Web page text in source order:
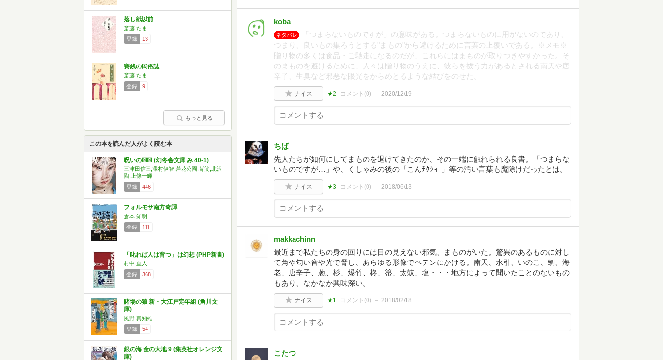
落し紙以前
斎藤 たま
登録
13
賽銭の民俗誌
斎藤 たま
登録
9
もっと見る
この本を読んだ人がよく読む本
呪いの☒☒ (幻冬舎文庫 み 40-1)
三津田信三,澤村伊智,芦花公園,背筋,北沢
陶,上條一輝
登録
446
フォルモサ南方奇譚
倉本 知明
登録
111
「叱れば人は育つ」は幻想 (PHP新書)
村中 直人
登録
368
賭場の狼 新・大江戸定年組 (角川文
庫)
風野 真知雄
登録
54
銀の海 金の大地 9 (集英社オレンジ文
庫)
koba
ネタバレ
「つまらないものですが」の意味がある。つまらないものに用がないのであり、
つまり、良いもの集ろうとする"まもの"から避けるために言葉の上覆いである。※メモ※
贈り物の多くは食品・ご馳走になるのだが、これらにはまものが取りつきやすかった。そ
のまものを避けるために、人々は贈り物のうえに、彼らを祓う力があるとされる南天や唐
辛子、生臭など邪悪な眼光をからめとるような結びをのせた。
ナイス ★2 コメント(0) 2020/12/19
ちば
先人たちが如何にしてまものを退けてきたのか、その一端に触れられる良書。「つまらな
いものですが…」や、くしゃみの後の「こんﾁｸｼｮｰ」等の汚い言葉も魔除けだったとは。
ナイス ★3 コメント(0) 2018/06/13
makkachinn
最近まで私たちの身の回りには目の見えない邪気、まものがいた。驚異のあるものに対し
て角や匂い音や光で脅し、あらゆる形像でペテンにかける。南天、水引、いのこ、鯛、海
老、唐辛子、葱、杉、爆竹、柊、箒、太鼓、塩・・・地方によって聞いたことのないもの
もあり、なかなか興味深い。
ナイス ★1 コメント(0) 2018/02/18
こたつ